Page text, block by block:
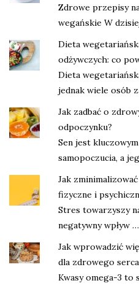
Zdrowe przepisy
wegańskie W
Dieta
odżywczych: co
Dieta
jednak wiele osób
Jak zadbać o
odpoczynku?
Sen jest
samopoczucia, a
Jak
fizyczne i
Stres towarzyszy
negatywny wpływ …
Jak wprowadzić
dla zdrowego
Kwasy omega-3 to